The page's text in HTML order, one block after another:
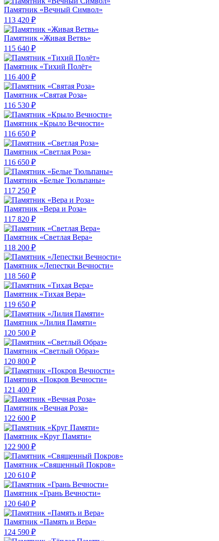
Памятник «Вечный Символ»
113 420 ₽
Памятник «Живая Ветвь»
115 640 ₽
Памятник «Тихий Полёт»
116 400 ₽
Памятник «Святая Роза»
116 530 ₽
Памятник «Крыло Вечности»
116 650 ₽
Памятник «Светлая Роза»
116 650 ₽
Памятник «Белые Тюльпаны»
117 250 ₽
Памятник «Вера и Роза»
117 820 ₽
Памятник «Светлая Вера»
118 200 ₽
Памятник «Лепестки Вечности»
118 560 ₽
Памятник «Тихая Вера»
119 650 ₽
Памятник «Лилия Памяти»
120 500 ₽
Памятник «Светлый Образ»
120 800 ₽
Памятник «Покров Вечности»
121 400 ₽
Памятник «Вечная Роза»
122 600 ₽
Памятник «Круг Памяти»
122 900 ₽
Памятник «Священный Покров»
120 610 ₽
Памятник «Грань Вечности»
120 640 ₽
Памятник «Память и Вера»
124 590 ₽